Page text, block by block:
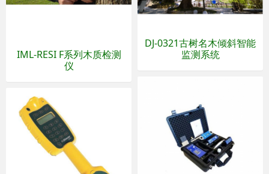
DJ-0321古树名木倾斜智能
监测系统
IML-RESI F系列木质检测
仪